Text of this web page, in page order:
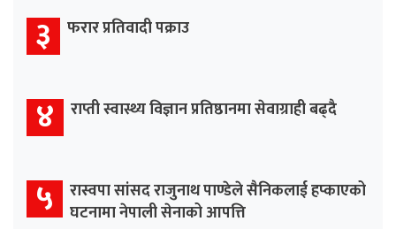
३ फरार प्रतिवादी पक्राउ
४ राप्ती स्वास्थ्य विज्ञान प्रतिष्ठानमा सेवाग्राही बढ्दै
५ रास्वपा सांसद राजुनाथ पाण्डेले सैनिकलाई हप्काएको
घटनामा नेपाली सेनाको आपत्ति